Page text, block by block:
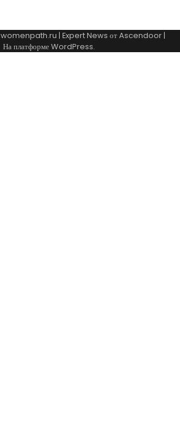
womenpath.ru | Expert News отAscendoor|
На платформеWordPress.